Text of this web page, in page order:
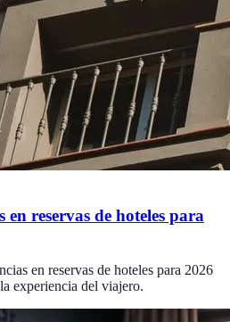
en reservas de hoteles para
en reservas de hoteles para 2026
experiencia del viajero.